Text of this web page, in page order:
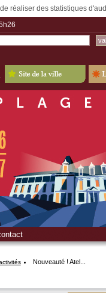
réaliser des statistiques
Nouveauté ! Atel...